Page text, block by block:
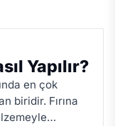
Yapılır?
en çok
biridir. Fırına